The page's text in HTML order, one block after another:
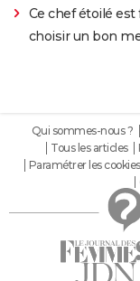
Ce chef étoilé est
choisir un bon
Qui sommes-nous ?
Tous les articles
Paramétrer les cookies